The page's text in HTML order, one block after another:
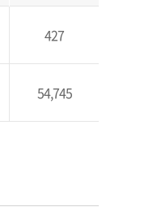
427
54,745